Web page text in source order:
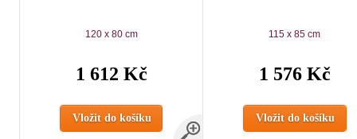
120 x 80 cm
1 612 Kč
Vložit do košíku
115 x 85 cm
1 576 Kč
Vložit do košíku